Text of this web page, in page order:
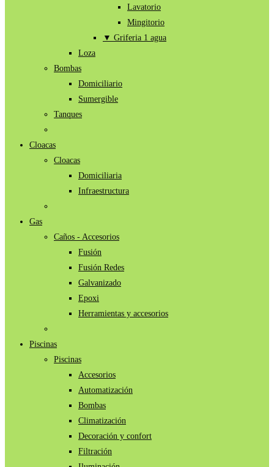
Lavatorio
Mingitorio
▼ Griferia 1 agua
Loza
Bombas
Domiciliario
Sumergible
Tanques
Cloacas
Cloacas
Domiciliaria
Infraestructura
Gas
Caños - Accesorios
Fusión
Fusión Redes
Galvanizado
Epoxi
Herramientas y accesorios
Piscinas
Piscinas
Accesorios
Automatización
Bombas
Climatización
Decoración y confort
Filtración